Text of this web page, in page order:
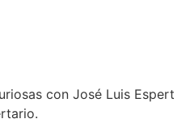
con José Luis Espert